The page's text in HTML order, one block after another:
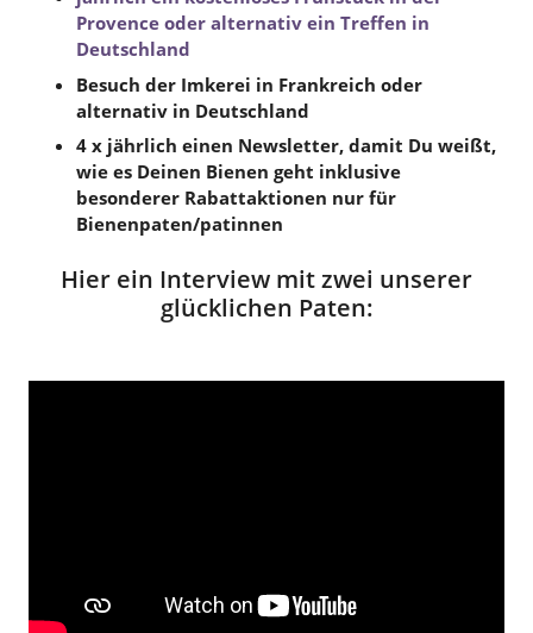
Provence oder alternativ ein Treffen in
Deutschland
Besuch der Imkerei in Frankreich oder
alternativ in Deutschland
4 x jährlich einen Newsletter, damit Du weißt,
wie es Deinen Bienen geht inklusive
besonderer Rabattaktionen nur für
Bienenpaten/patinnen
Hier ein Interview mit zwei unserer
glücklichen Paten: